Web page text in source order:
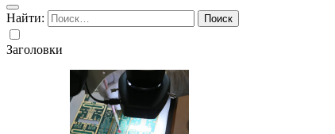
Найти:
Заголовки